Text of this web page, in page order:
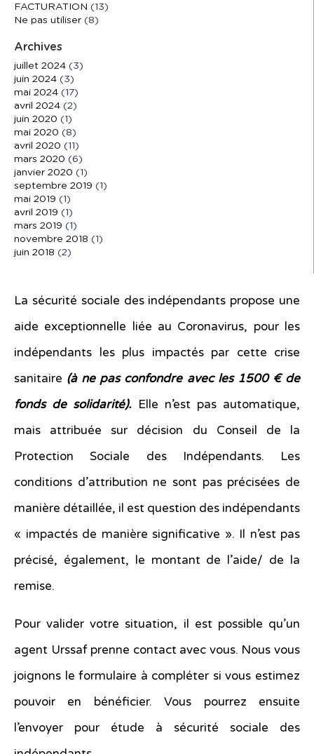
FACTURATION (13)
Ne pas utiliser (8)
Archives
juillet 2024 (3)
juin 2024 (3)
mai 2024 (17)
avril 2024 (2)
juin 2020 (1)
mai 2020 (8)
avril 2020 (11)
mars 2020 (6)
janvier 2020 (1)
septembre 2019 (1)
mai 2019 (1)
avril 2019 (1)
mars 2019 (1)
novembre 2018 (1)
juin 2018 (2)
La sécurité sociale des indépendants propose une
aide exceptionnelle liée au Coronavirus, pour les
indépendants les plus impactés par cette crise
sanitaire (à ne pas confondre avec les 1500 € de
fonds de solidarité). Elle n’est pas automatique,
mais attribuée sur décision du Conseil de la
Protection Sociale des Indépendants. Les
conditions d’attribution ne sont pas précisées de
manière détaillée, il est question des indépendants
« impactés de manière significative ». Il n’est pas
précisé, également, le montant de l’aide/ de la
remise.
Pour valider votre situation, il est possible qu’un
agent Urssaf prenne contact avec vous. Nous vous
joignons le formulaire à compléter si vous estimez
pouvoir en bénéficier. Vous pourrez ensuite
l’envoyer pour étude à sécurité sociale des